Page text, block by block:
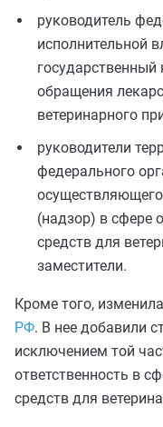
руководитель
исполнительной
обращения
ветеринарного
руководители
федерального
(надзор) в сфере
средств для
заместители.
Кроме того,
РФ. В нее добавили
исключением той
ответственность в
средств для